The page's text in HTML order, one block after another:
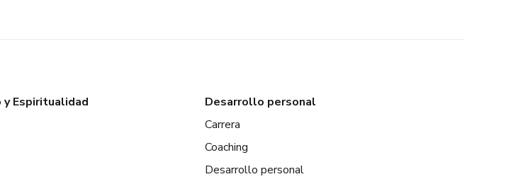
Espiritualidad
Desarrollo personal
Carrera
Coaching
Desarrollo personal